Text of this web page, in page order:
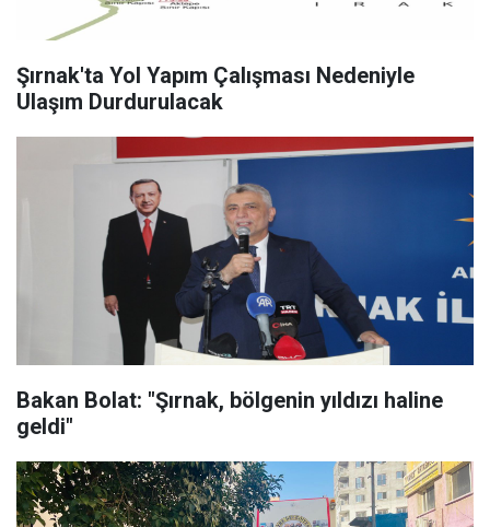
Şırnak'ta Yol Yapım Çalışması Nedeniyle
Ulaşım Durdurulacak
Bakan Bolat: "Şırnak, bölgenin yıldızı haline
geldi"